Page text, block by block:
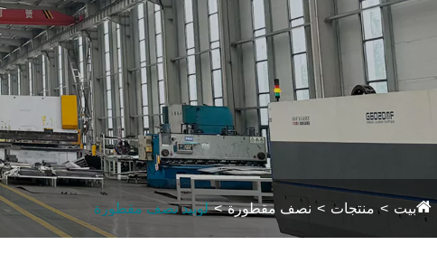
بيت منتجات نصف مقطورة لوبيد نصف مقطورة